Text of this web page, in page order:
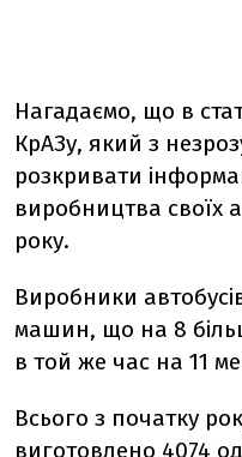
Нагадаємо, що в
КрАЗу, який з
розкривати
виробництва своїх
року.
Виробники
машин, що на 8
в той же час на 11
Всього з початку
виготовлено 4074